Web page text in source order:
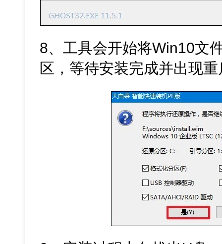
8、工具会开始将Win10文
区，等待安装完成并出现